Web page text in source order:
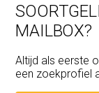
MAILBOX?
Altijd als eerste
een zoekprofiel